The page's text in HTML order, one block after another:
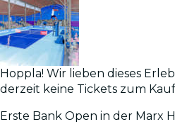
Hoppla! Wir lieben dieses
derzeit keine Tickets zum
Erste Bank Open in der Marx